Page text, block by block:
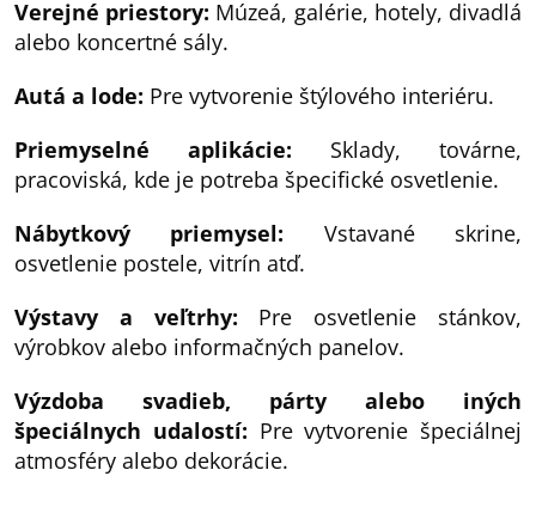
Verejné priestory: Múzeá, galérie, hotely, divadlá
alebo koncertné sály.
Autá a lode: Pre vytvorenie štýlového interiéru.
Priemyselné aplikácie: Sklady, továrne,
pracoviská, kde je potreba špecifické osvetlenie.
Nábytkový priemysel: Vstavané skrine,
osvetlenie postele, vitrín atď.
Výstavy a veľtrhy: Pre osvetlenie stánkov,
výrobkov alebo informačných panelov.
Výzdoba svadieb, párty alebo iných
špeciálnych udalostí: Pre vytvorenie špeciálnej
atmosféry alebo dekorácie.